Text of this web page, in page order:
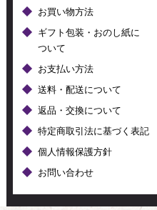
お買い物方法
ギフト包装・おのし紙に
ついて
お支払い方法
送料・配送について
返品・交換について
特定商取引法に基づく表記
個人情報保護方針
お問い合わせ